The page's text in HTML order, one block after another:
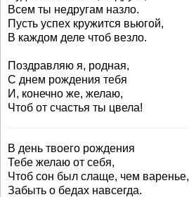
Всем ты недругам назло.
Пусть успех кружится вьюгой,
В каждом деле чтоб везло.
Поздравляю я, родная,
С днем рождения тебя
И, конечно же, желаю,
Чтоб от счастья ты цвела!
В день твоего рождения
Тебе желаю от себя,
Чтоб сон был слаще, чем варенье,
Забыть о бедах навсегда.